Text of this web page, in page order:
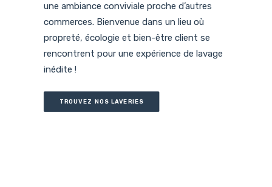
une ambiance conviviale proche d’autres
commerces. Bienvenue dans un lieu où
propreté, écologie et bien-être client se
rencontrent pour une expérience de lavage
inédite !
TROUVEZ NOS LAVERIES